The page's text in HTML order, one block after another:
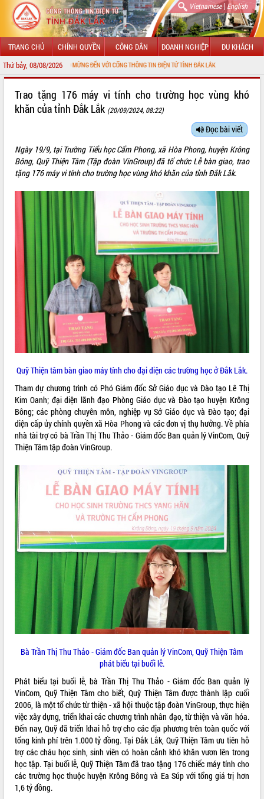
Vietnamese| English
TRANG CHỦ CHÍNH QUYỀN CÔNG DÂN DOANH NGHIỆP DU KHÁCH
Thứ bảy, 08/08/2026
CHÀO MỪNG ĐẾN VỚI CỔNG THÔNG TIN ĐIỆN TỬ TỈNH ĐẮK LẮK
LÃNH ĐẠO UBND TỈNH
SỞ, BAN, NGÀNH
THÔNG TIN CHỈ ĐẠO ĐIỀU HÀNH
HỆ THỐNG VĂN BẢN
VĂN BẢN HĐND TỈNH
ĐIỂM TIN VĂN BẢN
QUY HOẠCH - KẾ HOẠCH
VIDEO
Khám bệnh, cấp phát thuốc miễn phí
và tặng quà người dân xã Cư Pui
Hội nghị UBND tỉnh Đắk Lắk thường kỳ
tháng 7/2026
Lễ truy tặng danh hiệu “Bà Mẹ Việt
Nam Anh hùng” và trao Huân chương
Lao động
UBND tỉnh Đắk Lắk triển khai nhiệm
vụ 6 tháng cuối năm 2026
Kỳ họp thứ Hai, Hội đồng nhân dân
tỉnh khóa XI quyết nghị nhiều nội dung
ALBUM ẢNH
Trao tặng 176 máy vi tính cho trường học vùng khó
khăn của tỉnh Đắk Lắk (20/09/2024, 08:22)
Đọc bài viết
Ngày 19/9, tại Trường Tiểu học Cẩm Phong, xã Hòa Phong, huyện Krông
Bông, Quỹ Thiện Tâm (Tập đoàn VinGroup) đã tổ chức Lễ bàn giao, trao
tặng 176 máy vi tính cho trường học vùng khó khăn của tỉnh Đắk Lắk.
Quỹ Thiện tâm bàn giao máy tính cho đại diện các trường học ở Đắk Lắk.
Tham dự chương trình có Phó Giám đốc Sở Giáo dục và Đào tạo Lê Thị
Kim Oanh; đại diện lãnh đạo Phòng Giáo dục và Đào tạo huyện Krông
Bông; các phòng chuyên môn, nghiệp vụ Sở Giáo dục và Đào tạo; đại
diện cấp ủy chính quyền xã Hòa Phong và các đơn vị thụ hưởng. Về phía
nhà tài trợ có bà Trần Thị Thu Thảo - Giám đốc Ban quản lý VinCom, Quỹ
Thiện Tâm tập đoàn VinGroup.
Bà Trần Thị Thu Thảo - Giám đốc Ban quản lý VinCom, Quỹ Thiện Tâm
phát biểu tại buổi lễ.
Phát biểu tại buổi lễ, bà Trần Thị Thu Thảo - Giám đốc Ban quản lý
VinCom, Quỹ Thiện Tâm cho biết, Quỹ Thiện Tâm được thành lập cuối
2006, là một tổ chức từ thiện - xã hội thuộc tập đoàn VinGroup, thực hiện
việc xây dựng, triển khai các chương trình nhân đạo, từ thiện và văn hóa.
Đến nay, Quỹ đã triển khai hỗ trợ cho các địa phương trên toàn quốc với
tổng kinh phí trên 1.000 tỷ đồng. Tại Đắk Lắk, Quỹ Thiện Tâm ưu tiên hỗ
trợ các cháu học sinh, sinh viên có hoàn cảnh khó khăn vươn lên trong
học tập. Tại buổi lễ, Quỹ Thiện Tâm đã trao tặng 176 chiếc máy tính cho
các trường học thuộc huyện Krông Bông và Ea Súp với tổng giá trị hơn
1,6 tỷ đồng.